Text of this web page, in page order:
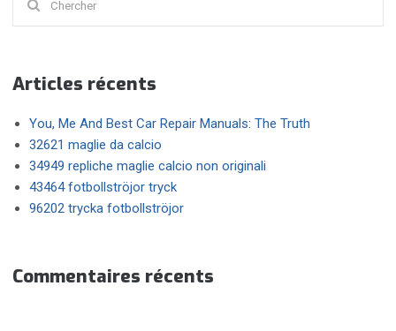
Articles récents
You, Me And Best Car Repair Manuals: The Truth
32621 maglie da calcio
34949 repliche maglie calcio non originali
43464 fotbollströjor tryck
96202 trycka fotbollströjor
Commentaires récents